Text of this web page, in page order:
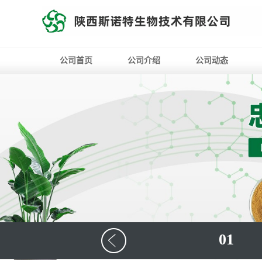
公司首页 公司介绍 公司动态
01